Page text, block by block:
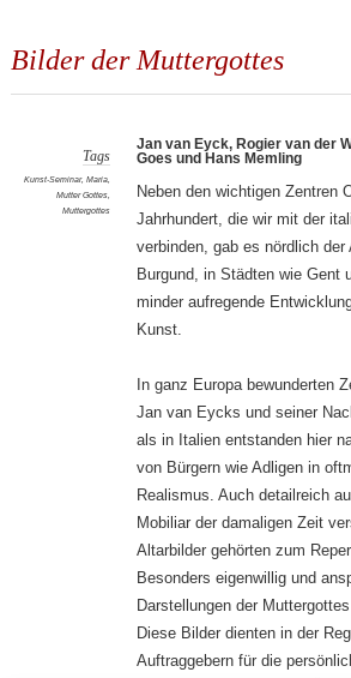
Bilder der Muttergottes
Tags
Kunst-Seminar, Maria,
Mutter Gottes,
Muttergottes
Jan van Eyck, Rogier van der
Goes und Hans Memling
Neben den wichtigen Zentren
Jahrhundert, die wir mit der
verbinden, gab es nördlich der
Burgund, in Städten wie Gent
minder aufregende
Kunst.
In ganz Europa bewunderten
Jan van Eycks und seiner
als in Italien entstanden hier
von Bürgern wie Adligen in
Realismus. Auch detailreich
Mobiliar der damaligen Zeit
Altarbilder gehörten zum
Besonders eigenwillig und
Darstellungen der
Diese Bilder dienten in der
Auftraggebern für die